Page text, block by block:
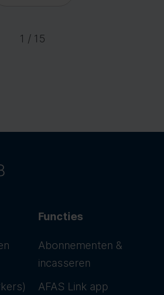
1 / 15
Functies
Abonnementen &
incasseren
AFAS Link app